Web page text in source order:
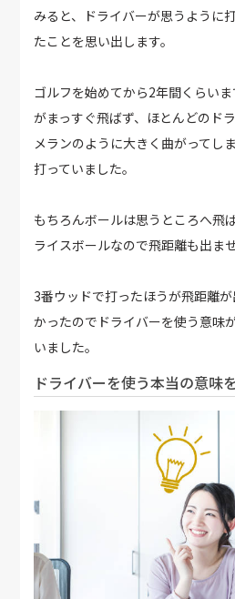
みると、ドライバーが思うように
たことを思い出します。
ゴルフを始めてから2年間くらい
がまっすぐ飛ばず、ほとんどのド
メランのように大きく曲がってし
打っていました。
もちろんボールは思うところへ飛
ライスボールなので飛距離も出ま
3番ウッドで打ったほうが飛距離
かったのでドライバーを使う意味
いました。
ドライバーを使う本当の意味